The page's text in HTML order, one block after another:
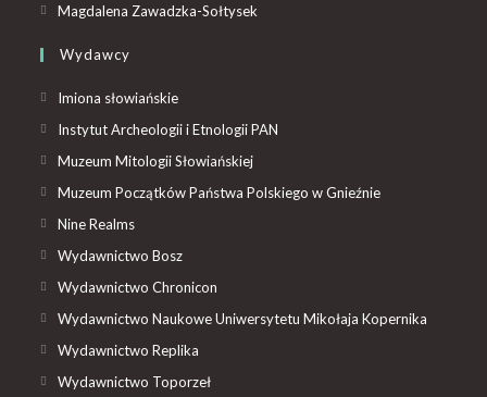
Magdalena Zawadzka-Sołtysek
Wydawcy
Imiona słowiańskie
Instytut Archeologii i Etnologii PAN
Muzeum Mitologii Słowiańskiej
Muzeum Początków Państwa Polskiego w Gnieźnie
Nine Realms
Wydawnictwo Bosz
Wydawnictwo Chronicon
Wydawnictwo Naukowe Uniwersytetu Mikołaja Kopernika
Wydawnictwo Replika
Wydawnictwo Toporzeł